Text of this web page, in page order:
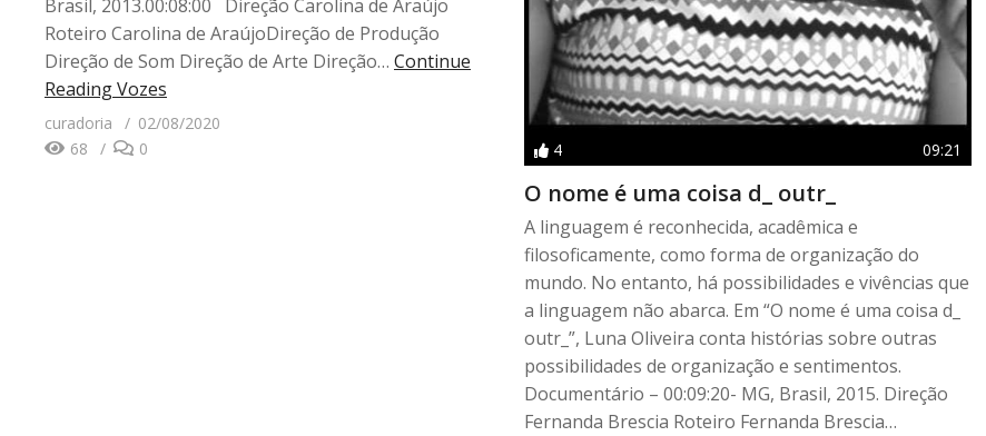
Brasil, 2013.00:08:00 Direção Carolina de Araújo
Roteiro Carolina de AraújoDireção de Produção
Direção de Som Direção de Arte Direção… Continue
ReadingVozes
curadoria
02/08/2020
68
0 4 09:21
O nome é uma coisa d_ outr_
A linguagem é reconhecida, acadêmica e
filosoficamente, como forma de organização do
mundo. No entanto, há possibilidades e vivências que
a linguagem não abarca. Em “O nome é uma coisa d_
outr_”, Luna Oliveira conta histórias sobre outras
possibilidades de organização e sentimentos.
Documentário – 00:09:20- MG, Brasil, 2015. Direção
Fernanda Brescia Roteiro Fernanda Brescia…